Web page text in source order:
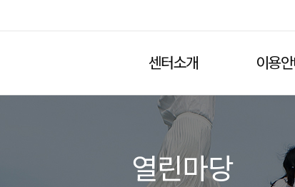
센터소개 이용
열린마당